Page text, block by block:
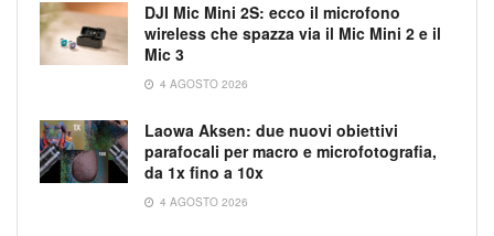
DJI Mic Mini 2S: ecco il microfono
wireless che spazza via il Mic Mini 2 e il
Mic 3
4 AGOSTO 2026
Laowa Aksen: due nuovi obiettivi
parafocali per macro e microfotografia,
da 1x fino a 10x
4 AGOSTO 2026